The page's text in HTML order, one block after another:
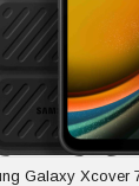
Galaxy Xcover